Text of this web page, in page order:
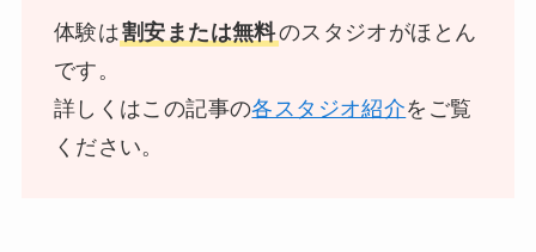
体験は割安または無料のスタジオがほとん
です。
詳しくはこの記事の各スタジオ紹介をご覧
ください。